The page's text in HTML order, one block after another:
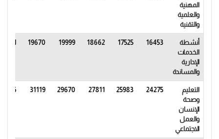
المهنية
والعلمية
والتقنية
أنشطة
الخدمات
الإدارية
والمساندة
16453
17525
18662
19999
19670
التعليم
وصحة
الإنسان
والعمل
الاجتماعي
24275
25983
27811
29670
31119